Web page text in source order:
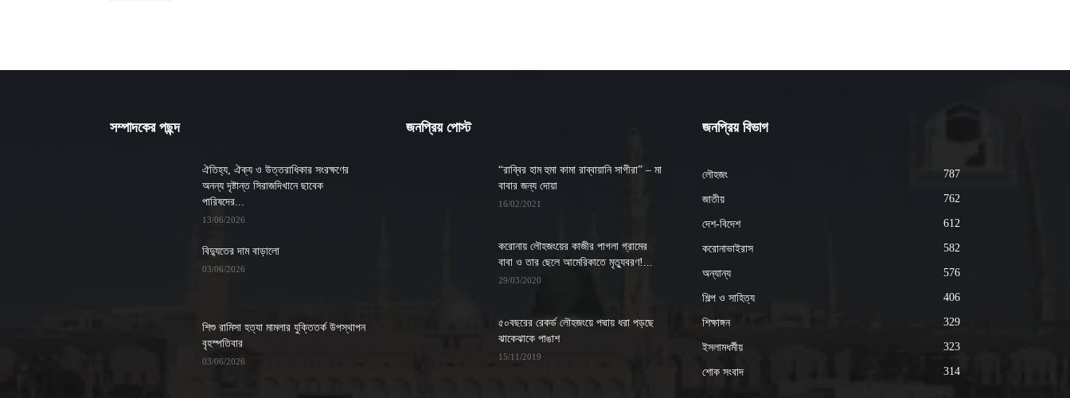
সম্পাদকের পছন্দ
ঐতিহ্য, ঐক্য ও উত্তরাধিকার সংরক্ষণের
অনন্য দৃষ্টান্ত সিরাজদিখানে ছাবেক
পারিষদের...
13/06/2026
বিদ্যুতের দাম বাড়ালো
03/06/2026
শিশু রামিসা হত্যা মামলার যুক্তিতর্ক উপস্থাপন
বৃহস্পতিবার
03/06/2026
জনপ্রিয় পোস্ট
“রাব্বির হাম হুমা কামা রাব্বায়ানি সাগীরা” – মা
বাবার জন্য দোয়া
16/02/2021
করোনায় লৌহজংয়ের কাজীর পাগলা গ্রামের
বাবা ও তার ছেলে আমেরিকাতে মৃত্যুবরণ!...
29/03/2020
৫০বছরের রেকর্ড লৌহজংয়ে পদ্মায় ধরা পড়ছে
ঝাকেঝাকে পাঙাশ
15/11/2019
জনপ্রিয় বিভাগ
লৌহজং 787
জাতীয় 762
দেশ-বিদেশ 612
করোনাভাইরাস 582
অন্যান্য 576
শিল্প ও সাহিত্য 406
শিক্ষাঙ্গন 329
ইসলামধর্মীয় 323
শোক সংবাদ 314